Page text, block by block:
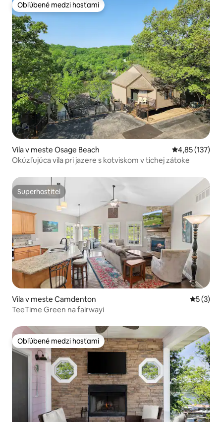
Obľúbené medzi hosťami
Obľúbené medzi hosťami
Vila v meste Osage Beach Priemerné
4,85 (137)
Okúzľujúca vila pri jazere s kotviskom v tichej zátoke
Superhostiteľ
Superhostiteľ
Vila v meste Camdenton
5 (3)
TeeTime Green na fairwayi
Obľúbené medzi hosťami
Obľúbené medzi hosťami